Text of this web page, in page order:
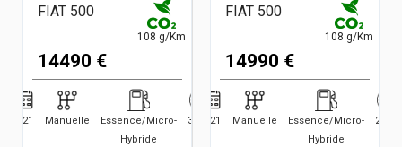
FIAT 500
108 g/Km
14490 €
2021 Manuelle
Essence/Micro-
Hybride
32906
FIAT 500
108 g/Km
14990 €
2021 Manuelle
Essence/Micro-
Hybride
25697